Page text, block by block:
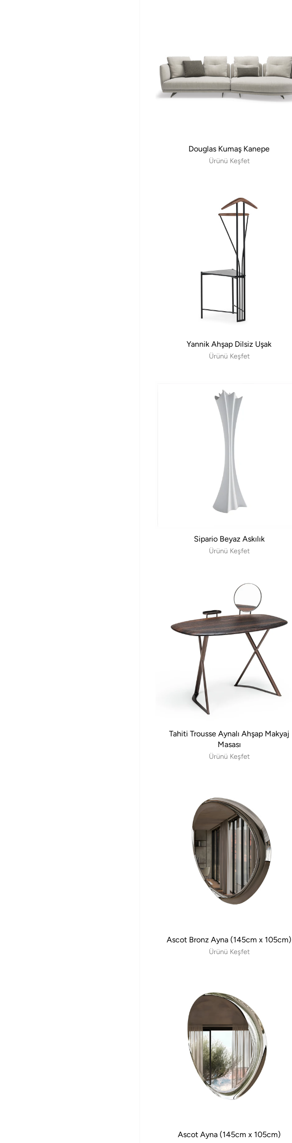
Douglas Kumaş Kanepe
Ürünü Keşfet
Yannik Ahşap Dilsiz Uşak
Ürünü Keşfet
Sipario Beyaz Askılık
Ürünü Keşfet
Tahiti Trousse Aynalı Ahşap Makyaj
Masası
Ürünü Keşfet
Ascot Bronz Ayna (145cm x 105cm)
Ürünü Keşfet
Ascot Ayna (145cm x 105cm)